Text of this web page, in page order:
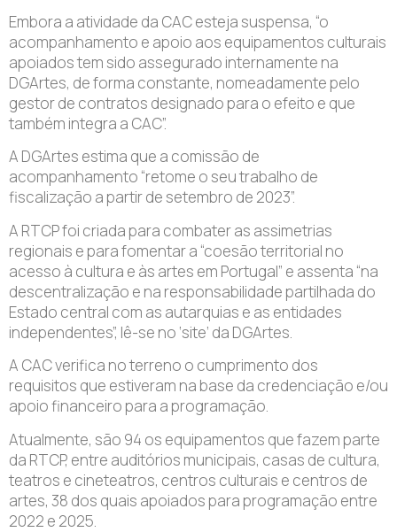
Embora a atividade da CAC esteja suspensa, “o
acompanhamento e apoio aos equipamentos culturais
apoiados tem sido assegurado internamente na
DGArtes, de forma constante, nomeadamente pelo
gestor de contratos designado para o efeito e que
também integra a CAC”.
A DGArtes estima que a comissão de
acompanhamento “retome o seu trabalho de
fiscalização a partir de setembro de 2023”.
A RTCP foi criada para combater as assimetrias
regionais e para fomentar a “coesão territorial no
acesso à cultura e às artes em Portugal” e assenta “na
descentralização e na responsabilidade partilhada do
Estado central com as autarquias e as entidades
independentes”, lê-se no ‘site’ da DGArtes.
A CAC verifica no terreno o cumprimento dos
requisitos que estiveram na base da credenciação e/ou
apoio financeiro para a programação.
Atualmente, são 94 os equipamentos que fazem parte
da RTCP, entre auditórios municipais, casas de cultura,
teatros e cineteatros, centros culturais e centros de
artes, 38 dos quais apoiados para programação entre
2022 e 2025.